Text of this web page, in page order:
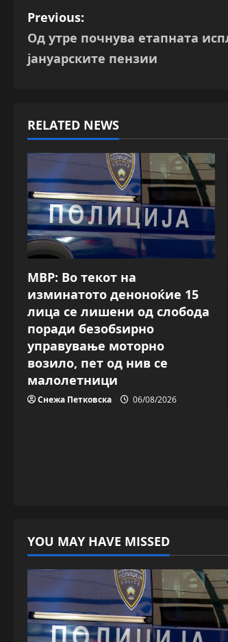
P
o
n
v
i
g
a
t
i
o
n
Previous:
Од утре почнува етапната
јануарските пензии
RELATED NEWS
МВР: Во текот на
изминатото деноноќие 15
лица се лишени од слобода
поради безобѕирно
управување моторно
возило, пет од нив се
малолетници
Снежа Петковска 06/08/2026
YOU MAY HAVE MISSED